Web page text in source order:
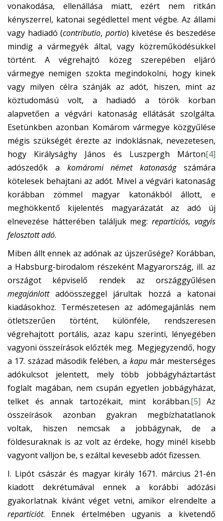
vonakodása, ellenállása miatt, ezért nem ritkán
kényszerrel, katonai segédlettel ment végbe. Az állami
vagy hadiadó (contributio, portio) kivetése és beszedése
mindig a vármegyék által, vagy közreműködésükkel
történt. A végrehajtó közeg szerepében eljáró
vármegye nemigen szokta megindokolni, hogy kinek
vagy milyen célra szánják az adót, hiszen, mint az
köztudomású volt, a hadiadó a török korban
alapvetően a végvári katonaság ellátását szolgálta.
Esetünkben azonban Komárom vármegye közgyűlése
mégis szükségét érezte az indoklásnak, nevezetesen,
hogy Királysághy János és Luszpergh Márton[4]
adószedők a komáromi német katonaságszámára
kötelesek behajtani az adót. Mivel a végvári katonaság
korábban zömmel magyar katonákból állott, e
meghökkentő kijelentés magyarázatát az adó új
elnevezése hátterében találjuk meg:repartíciós, vagyis
felosztott adó.
Miben állt ennek az adónak az újszerűsége? Korábban,
a Habsburg-birodalom részeként Magyarország, ill. az
országot képviselő rendek az országgyűlésen
megajánlottadóösszeggel járultak hozzá a katonai
kiadásokhoz. Természetesen az adómegajánlás nem
ötletszerűen történt, különféle, rendszeresen
végrehajtott portális, azaz kapu szerinti, lényegében
vagyoni összeírások előzték meg. Megjegyzendő, hogy
a 17. század második felében, a kapu már mesterséges
adókulcsot jelentett, mely több jobbágyháztartást
foglalt magában, nem csupán egyetlen jobbágyházat,
telket és annak tartozékait, mint korábban.[5] Az
összeírások azonban gyakran megbízhatatlanok
voltak, hiszen nemcsak a jobbágynak, de a
földesuraknak is az volt az érdeke, hogy minél kisebb
vagyont valljon be, s ezáltal kevesebb adót fizessen.
I. Lipót császár és magyar király 1671. március 21-én
kiadott dekrétumával ennek a korábbi adózási
gyakorlatnak kívánt véget vetni, amikor elrendelte a
repartíciót. Ennek értelmében ugyanis a kivetendő